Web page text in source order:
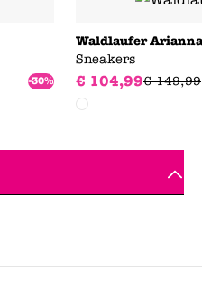
-30%
Waldlaufer Arianna
Sneakers
€ 104,99€ 149,99